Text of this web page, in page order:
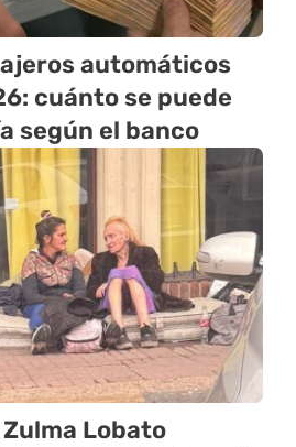
automáticos
cuánto se puede
según el banco
Lobato